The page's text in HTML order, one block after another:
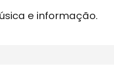
e informação.